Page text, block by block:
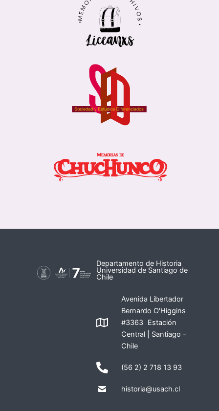
Departamento de Historia
Universidad de Santiago de
Chile
Avenida Libertador
Bernardo O'Higgins
#3363 Estación
Central | Santiago -
Chile
(56 2) 2 718 13 93
historia@usach.cl